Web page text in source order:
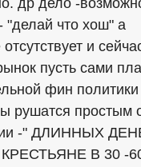
др дело -
"делай что хош" а
и
пусть сами
фин
рушатся простым
-" ДЛИННЫХ
В 30 -